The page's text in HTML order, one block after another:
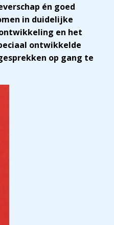
én goed
in duidelijke
en het
ontwikkelde
op gang te